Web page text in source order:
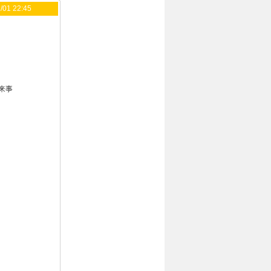
01 22:45
事